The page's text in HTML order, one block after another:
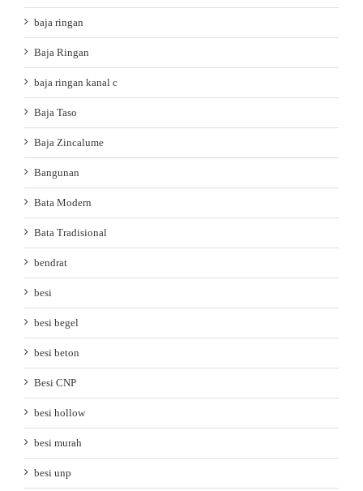
baja ringan
Baja Ringan
baja ringan kanal c
Baja Taso
Baja Zincalume
Bangunan
Bata Modern
Bata Tradisional
bendrat
besi
besi begel
besi beton
Besi CNP
besi hollow
besi murah
besi unp